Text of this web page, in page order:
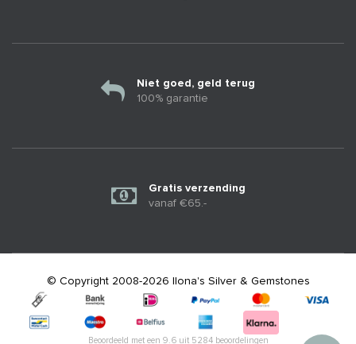
Niet goed, geld terug
100% garantie
Gratis verzending
vanaf €65.-
© Copyright 2008-2026 Ilona's Silver & Gemstones
Beoordeeld met een 9.6uit 5284beoordelingen